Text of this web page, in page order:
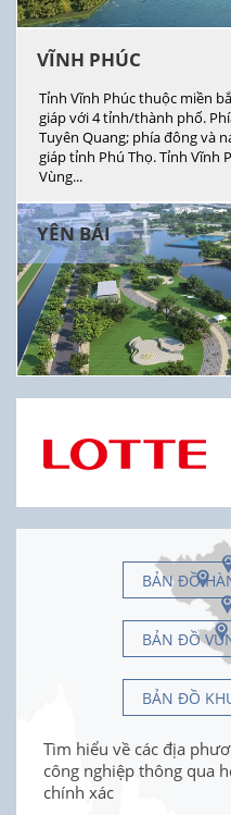
VĨNH PHÚC
Tỉnh Vĩnh Phúc thuộc miền
giáp với 4 tỉnh/thành phố.
Tuyên Quang; phía đông và
giáp tỉnh Phú Thọ. Tỉnh Vĩnh
Vùng...
YÊN BÁI
BẢN ĐỒ
BẢN ĐỒ
BẢN ĐỒ
Tìm hiểu về các địa
công nghiệp thông qua
chính xác